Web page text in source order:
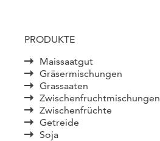
PRODUKTE
Maissaatgut
Gräsermischungen
Grassaaten
Zwischenfruchtmischungen
Zwischenfrüchte
Getreide
Soja